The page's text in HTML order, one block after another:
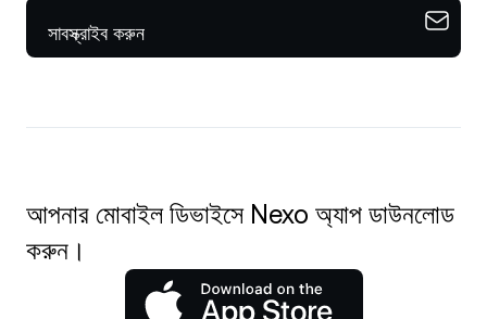
সাবস্ক্রাইব করুন
আপনার মোবাইল ডিভাইসে Nexo অ্যাপ ডাউনলোড
করুন।